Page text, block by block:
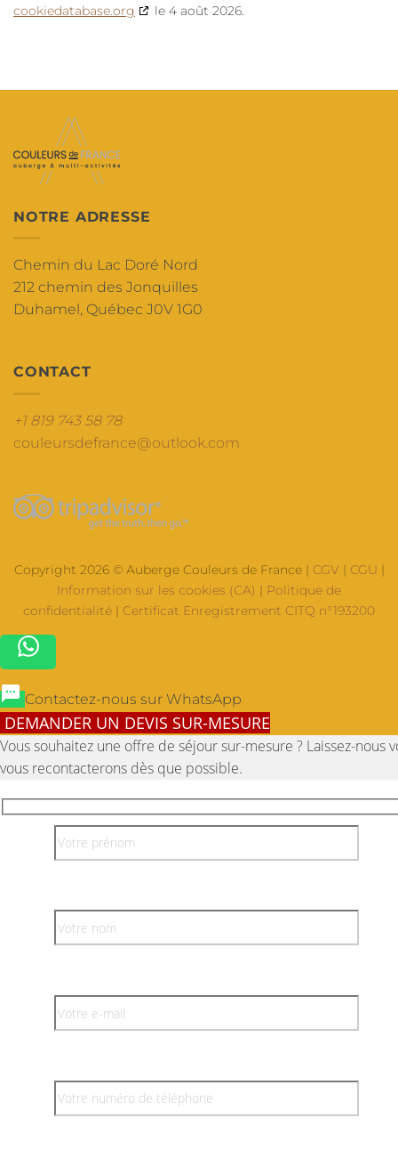
cookiedatabase.org
le 4 août 2026.
NOTRE ADRESSE
Chemin du Lac Doré Nord
212 chemin des Jonquilles
Duhamel, Québec J0V 1G0
CONTACT
+1 819 743 58 78
couleursdefrance@outlook.com
Copyright 2026 © Auberge Couleurs de France | CGV| CGU |
Information sur les cookies (CA) | Politique de
confidentialité | Certificat Enregistrement CITQ n°193200
Contactez-nous sur WhatsApp
DEMANDER UN DEVIS SUR-MESURE
Vous souhaitez une offre de séjour sur-mesure ? Laissez-nous
vous recontacterons dès que possible.